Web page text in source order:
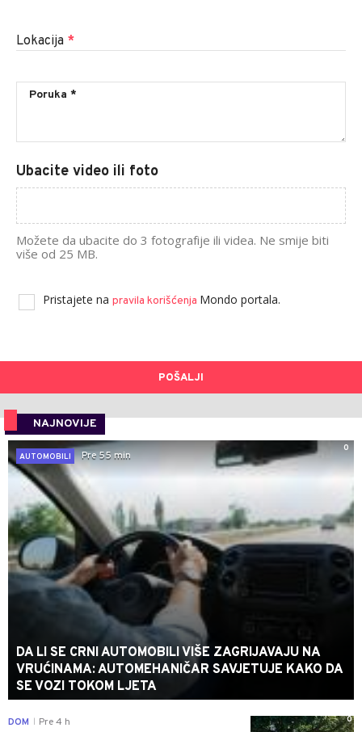
Lokacija *
Ubacite video ili foto
Možete da ubacite do 3 fotografije ili videa. Ne smije biti
više od 25 MB.
Pristajete na pravila korišćenja Mondo portala.
POŠALJI
NAJNOVIJE
0
AUTOMOBILI
Pre 55 min
DA LI SE CRNI AUTOMOBILI VIŠE ZAGRIJAVAJU NA
VRUĆINAMA: AUTOMEHANIČAR SAVJETUJE KAKO DA
SE VOZI TOKOM LJETA
0
DOM Pre 4 h